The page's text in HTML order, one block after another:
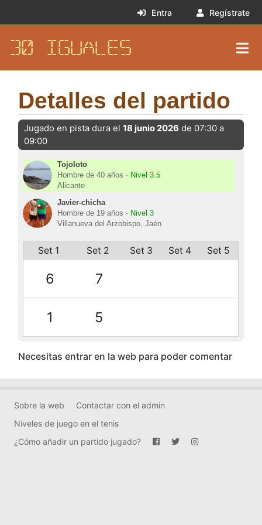
Entra Regístrate
30 IGUALES
Detalles del partido
Jugado en pista dura el 18 junio 2026 de 07:30 a
09:00
Tojoloto
Hombre de 40 años · Nivel 3.5
Alicante
Javier-chicha
Hombre de 19 años · Nivel 3
Villanueva del Arzobispo, Jaén
Set 1 Set 2 Set 3 Set 4 Set 5
6 7
1 5
Necesitas entrar en la web para poder comentar
Sobre la web
Contactar con el admin
Niveles de juego en el tenis
¿Cómo añadir un partido jugado?